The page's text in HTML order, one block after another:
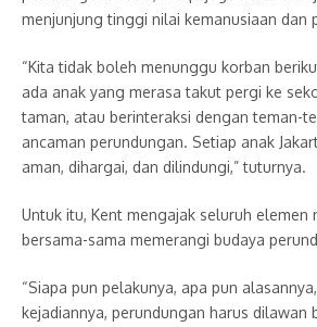
menjunjung tinggi nilai kemanusiaan dan
“Kita tidak boleh menunggu korban
ada anak yang merasa takut pergi ke
taman, atau berinteraksi dengan teman-
ancaman perundungan. Setiap anak
aman, dihargai, dan dilindungi,” tuturnya.
Untuk itu, Kent mengajak seluruh elemen
bersama-sama memerangi budaya
“Siapa pun pelakunya, apa pun
kejadiannya, perundungan harus dilawan